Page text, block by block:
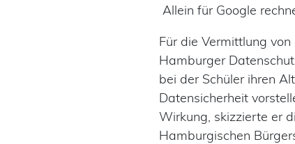
Allein für Google
Für die Vermittlung
Hamburger
bei der Schüler ihren
Datensicherheit
Wirkung, skizzierte er
Hamburgischen